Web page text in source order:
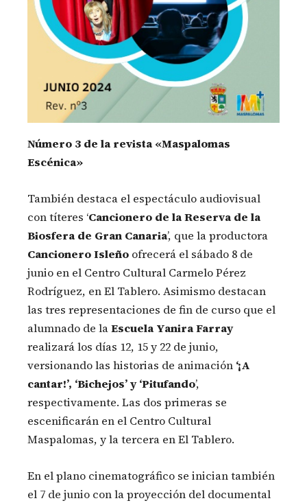
Número 3 de la revista «Maspalomas
Escénica»
También destaca el espectáculo audiovisual
con títeres ‘Cancionero de la Reserva de la
Biosfera de Gran Canaria’, que la productora
Cancionero Isleño ofrecerá el sábado 8 de
junio en el Centro Cultural Carmelo Pérez
Rodríguez, en El Tablero. Asimismo destacan
las tres representaciones de fin de curso que el
alumnado de laEscuela Yanira Farray
realizará los días 12, 15 y 22 de junio,
versionando las historias de animación ‘¡A
cantar!’, ‘Bichejos’ y ‘Pitufando’,
respectivamente. Las dos primeras se
escenificarán en el Centro Cultural
Maspalomas, y la tercera en El Tablero.
En el plano cinematográfico se inician también
el 7 de junio con la proyección del documental